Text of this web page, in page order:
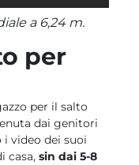
a 6,24 m.
per
per il salto
dai genitori
i video dei suoi
casa,sin dai 5-8